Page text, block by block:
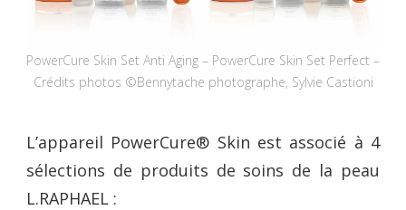
PowerCure Skin Set Anti Aging – PowerCure Skin Set Perfect –
Crédits photos ©Bennytache photographe, Sylvie Castioni
L’appareil PowerCure® Skin est associé à 4
sélections de produits de soins de la peau
L.RAPHAEL :